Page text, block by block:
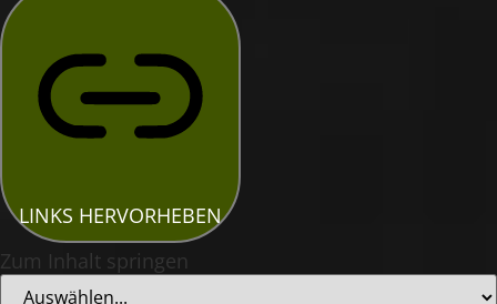
LINKS HERVORHEBEN
Zum Inhalt springen